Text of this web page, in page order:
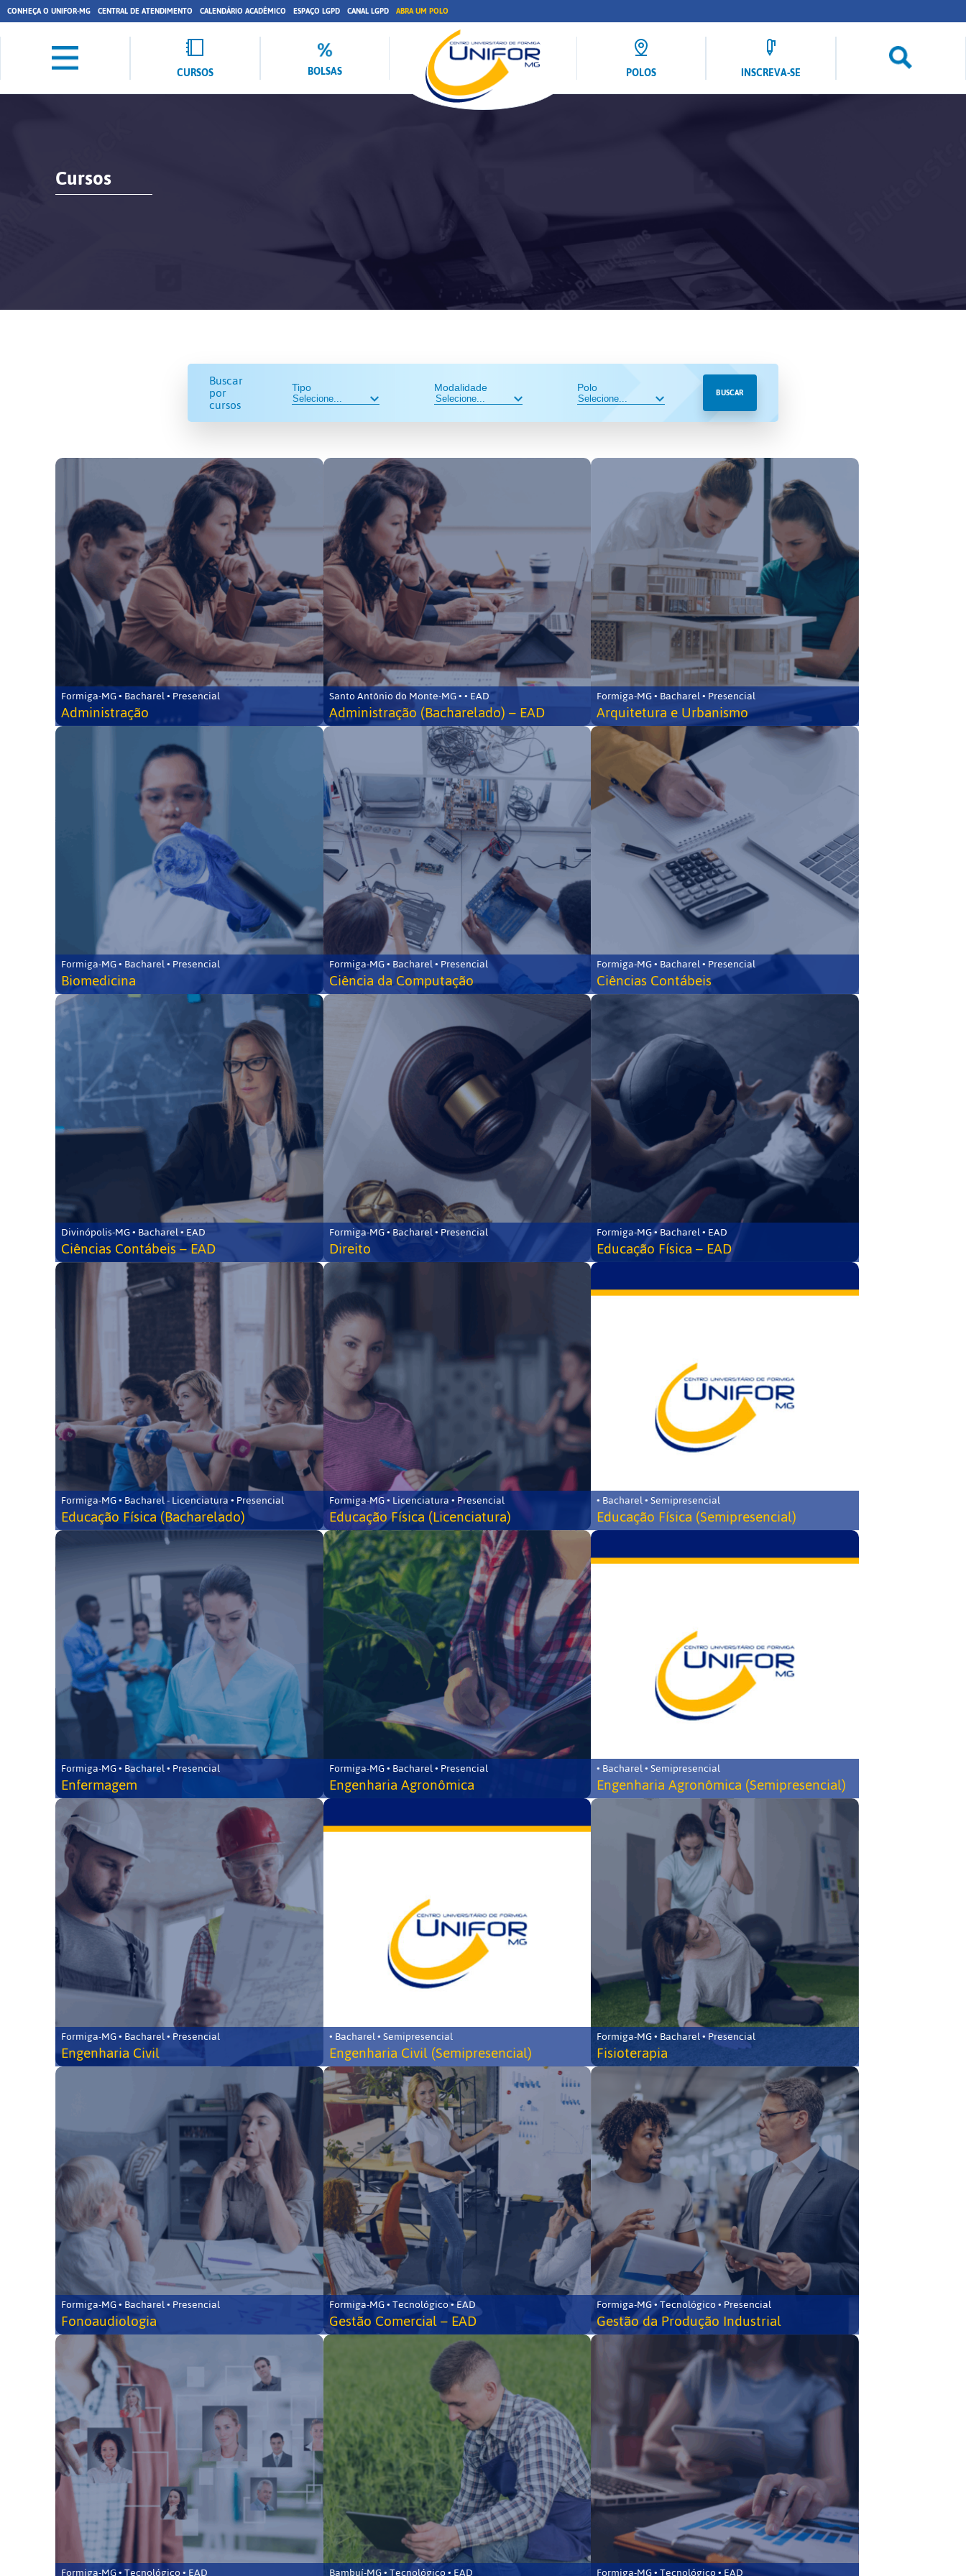
CONHEÇA O UNIFOR-MG CENTRAL DE ATENDIMENTO CALENDÁRIO ACADÊMICO ESPAÇO LGPD CANAL LGPD ABRA UM POLO
CURSOS BOLSAS POLOS INSCREVA-SE
Cursos
Buscar
por
cursos
Tipo Modalidade Polo BUSCAR
Formiga-MG • Bacharel • Presencial
Administração
Santo Antônio do Monte-MG • • EAD
Administração (Bacharelado) – EAD
Formiga-MG • Bacharel • Presencial
Arquitetura e Urbanismo
Formiga-MG • Bacharel • Presencial
Biomedicina
Formiga-MG • Bacharel • Presencial
Ciência da Computação
Formiga-MG • Bacharel • Presencial
Ciências Contábeis
Divinópolis-MG • Bacharel • EAD
Ciências Contábeis – EAD
Formiga-MG • Bacharel • Presencial
Direito
Formiga-MG • Bacharel • EAD
Educação Física – EAD
Formiga-MG • Bacharel - Licenciatura • Presencial
Educação Física (Bacharelado)
Formiga-MG • Licenciatura • Presencial
Educação Física (Licenciatura)
• Bacharel • Semipresencial
Educação Física (Semipresencial)
Formiga-MG • Bacharel • Presencial
Enfermagem
Formiga-MG • Bacharel • Presencial
Engenharia Agronômica
• Bacharel • Semipresencial
Engenharia Agronômica (Semipresencial)
Formiga-MG • Bacharel • Presencial
Engenharia Civil
• Bacharel • Semipresencial
Engenharia Civil (Semipresencial)
Formiga-MG • Bacharel • Presencial
Fisioterapia
Formiga-MG • Bacharel • Presencial
Fonoaudiologia
Formiga-MG • Tecnológico • EAD
Gestão Comercial – EAD
Formiga-MG • Tecnológico • Presencial
Gestão da Produção Industrial